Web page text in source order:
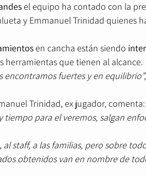
el equipo ha contado con la
y Emmanuel Trinidad quienes
en cancha están siendo
herramientas que tienen al alcance.
fuertes y en equilibrio”,
Trinidad, ex jugador, comenta:
para el veremos, salgan
staff, a las familias, pero sobre
obtenidos van en nombre de